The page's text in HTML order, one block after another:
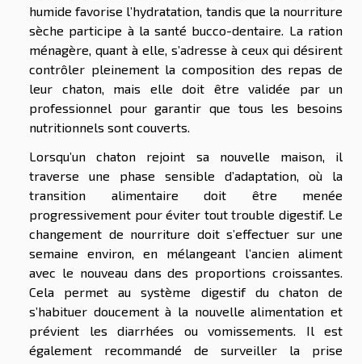
humide favorise l’hydratation, tandis que la nourriture
sèche participe à la santé bucco-dentaire. La ration
ménagère, quant à elle, s’adresse à ceux qui désirent
contrôler pleinement la composition des repas de
leur chaton, mais elle doit être validée par un
professionnel pour garantir que tous les besoins
nutritionnels sont couverts.
Lorsqu’un chaton rejoint sa nouvelle maison, il
traverse une phase sensible d’adaptation, où la
transition alimentaire doit être menée
progressivement pour éviter tout trouble digestif. Le
changement de nourriture doit s’effectuer sur une
semaine environ, en mélangeant l’ancien aliment
avec le nouveau dans des proportions croissantes.
Cela permet au système digestif du chaton de
s’habituer doucement à la nouvelle alimentation et
prévient les diarrhées ou vomissements. Il est
également recommandé de surveiller la prise